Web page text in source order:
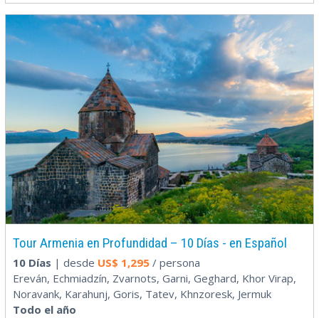
Tour Armenia en Profundidad – 10 Días - en Español
10 Días | desde US$ 1,295 / persona
Ereván, Echmiadzín, Zvarnots, Garni, Geghard, Khor Virap,
Noravank, Karahunj, Goris, Tatev, Khnzoresk, Jermuk
Todo el año